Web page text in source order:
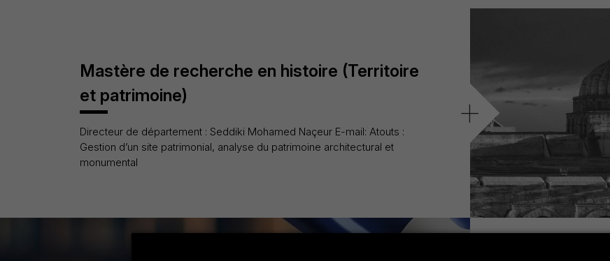
Mastère de recherche en histoire (Territoire
et patrimoine)
Directeur de département : Seddiki Mohamed Naçeur E-mail: Atouts :
Gestion d’un site patrimonial, analyse du patrimoine architectural et
monumental
+